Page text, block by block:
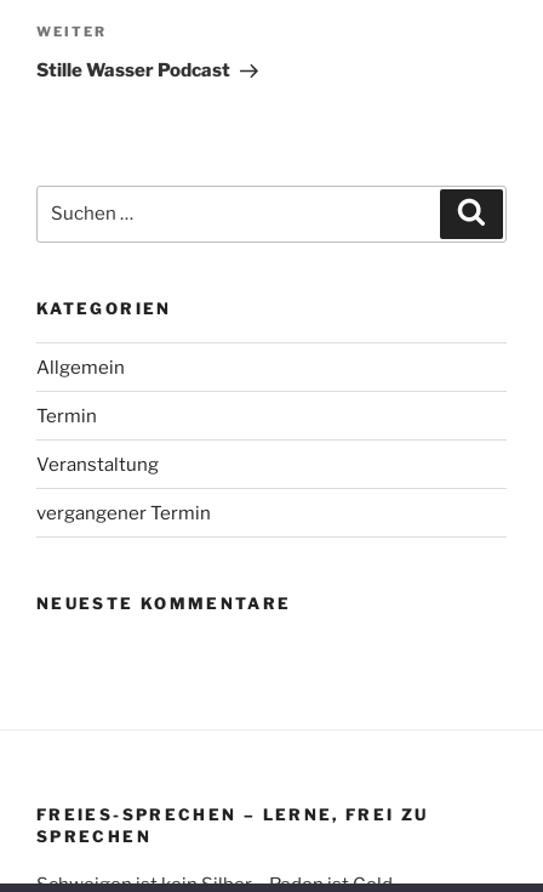
Nächster
Beitrag
WEITER
Stille Wasser Podcast
nach:
KATEGORIEN
Allgemein
Termin
Veranstaltung
vergangener Termin
NEUESTE KOMMENTARE
FREIES-SPRECHEN – LERNE, FREI ZU
SPRECHEN
Schweigen ist kein Silber – Reden ist Gold